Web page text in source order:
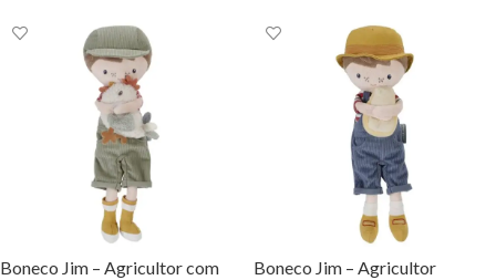
Boneco Jim – Agricultor com
Boneco Jim – Agricultor